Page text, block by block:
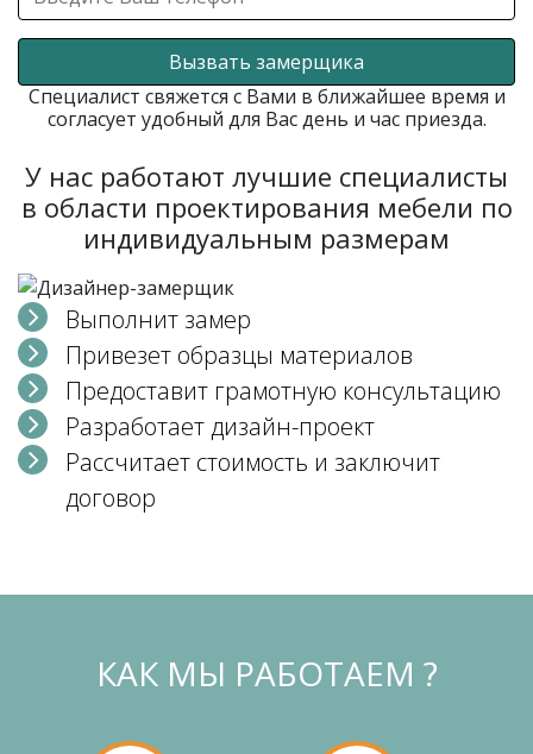
Вызвать замерщика
Специалист свяжется с Вами в ближайшее время и
согласует удобный для Вас день и час приезда.
У нас работают лучшие специалисты
в области проектирования мебели по
индивидуальным размерам
Выполнит замер
Привезет образцы материалов
Предоставит грамотную консультацию
Разработает дизайн-проект
Рассчитает стоимость и заключит
договор
КАК МЫ РАБОТАЕМ ?